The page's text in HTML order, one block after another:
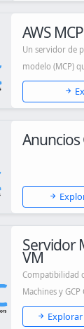
AWS MCP
Un servidor de
modelo (MCP)
IA co...
Anuncios
Servidor
VM
Compatibilidad
Machines y